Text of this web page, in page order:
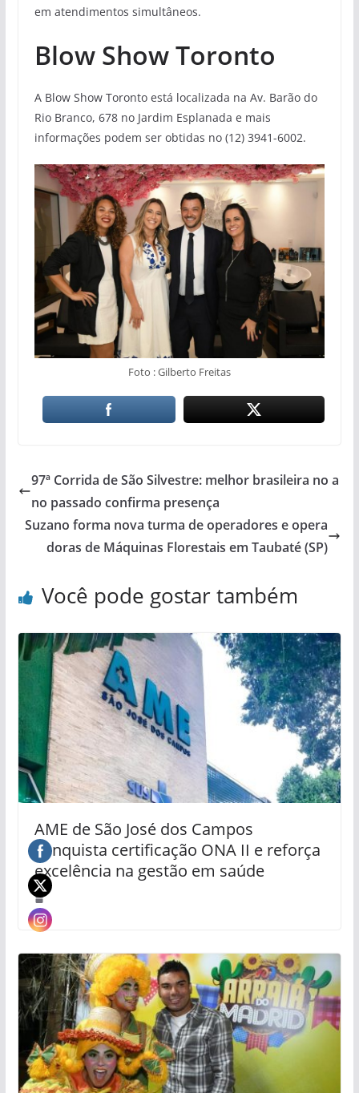
em atendimentos simultâneos.
Blow Show Toronto
A Blow Show Toronto está localizada na Av. Barão do
Rio Branco, 678 no Jardim Esplanada e mais
informações podem ser obtidas no (12) 3941-6002.
Foto : Gilberto Freitas
97ª Corrida de São Silvestre: melhor brasileira no a
no passado confirma presença
Suzano forma nova turma de operadores e opera
doras de Máquinas Florestais em Taubaté (SP)
Você pode gostar também
AME de São José dos Campos
conquista certificação ONA II e reforça
excelência na gestão em saúde